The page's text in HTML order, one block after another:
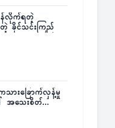
န်လိုက်ရတဲ့
တဲ့ ခိုင်သင်းကြည်
သားခြောက်လှန့်မှု
အသေးစိတ်